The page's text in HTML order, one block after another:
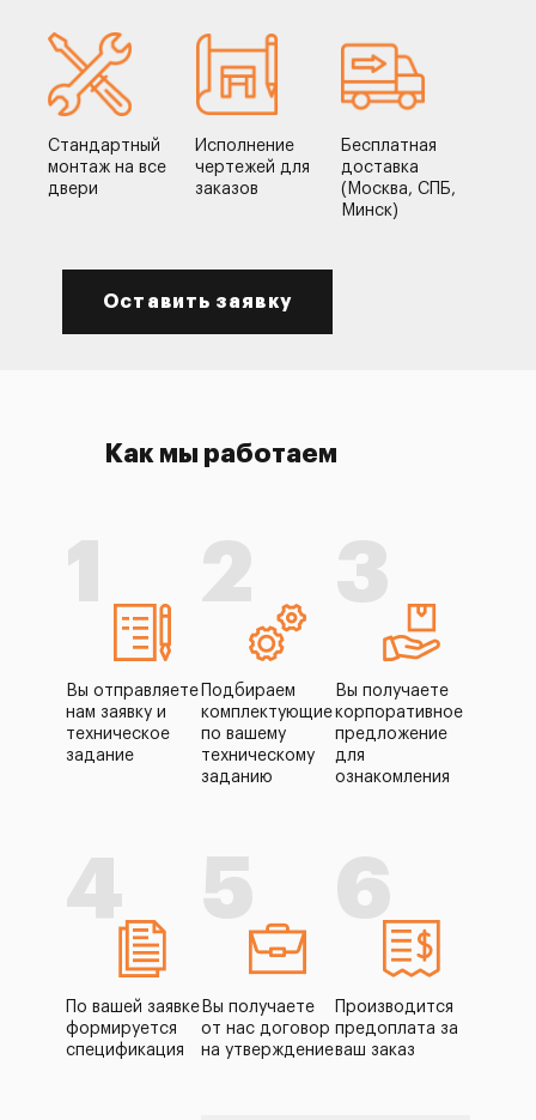
Стандартный
монтаж на все
двери
Исполнение
чертежей для
заказов
Бесплатная
доставка
(Москва, СПБ,
Минск)
Оставить заявку
Как мы работаем
1
Вы отправляете
нам заявку и
техническое
задание
2
Подбираем
комплектующие
по вашему
техническому
заданию
3
Вы получаете
корпоративное
предложение
для
ознакомления
4
По вашей заявке
формируется
спецификация
5
Вы получаете
от нас договор
на утверждение
6
Производится
предоплата за
ваш заказ